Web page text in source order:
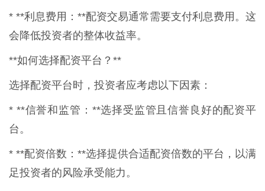
* **利息费用：**配资交易通常需要支付利息费用。这
会降低投资者的整体收益率。
**如何选择配资平台？**
选择配资平台时，投资者应考虑以下因素：
* **信誉和监管：**选择受监管且信誉良好的配资平
台。
* **配资倍数：**选择提供合适配资倍数的平台，以满
足投资者的风险承受能力。